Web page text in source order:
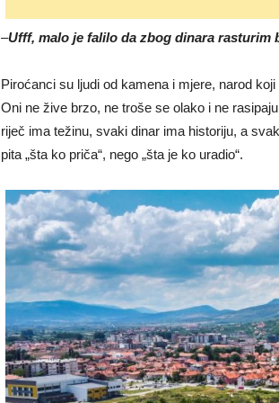
–Ufff, malo je falilo da zbog dinara rasturim
Piroćanci su ljudi od kamena i mjere, narod
Oni ne žive brzo, ne troše se olako i ne
riječ ima težinu, svaki dinar ima historiju, a
pita „šta ko priča“, nego „šta je ko uradio“.